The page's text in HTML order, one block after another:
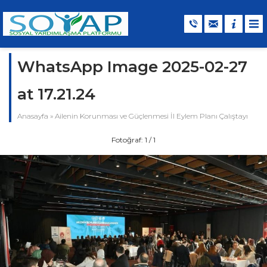
WhatsApp Image 2025-02-27
at 17.21.24
Anasayfa » Ailenin Korunması ve Güçlenmesi İl Eylem Planı Çalıştayı
Fotoğraf: 1 / 1